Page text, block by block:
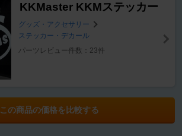
KKMaster KKMステッカー
グッズ・アクセサリー
ステッカー・デカール
パーツレビュー件数：23件
この商品の価格を比較する